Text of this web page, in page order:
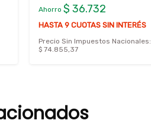
Ahorro $ 36.732
HASTA 9 CUOTAS SIN INTERÉS
Precio Sin Impuestos Nacionales:
$ 74.855,37